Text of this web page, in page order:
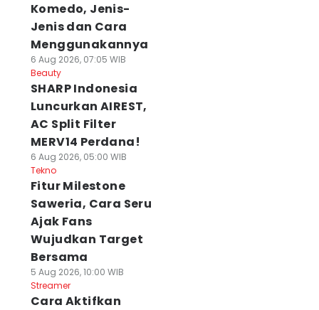
Komedo, Jenis-
Jenis dan Cara
Menggunakannya
6 Aug 2026, 07:05 WIB
Beauty
SHARP Indonesia
Luncurkan AIREST,
AC Split Filter
MERV14 Perdana!
6 Aug 2026, 05:00 WIB
Tekno
Fitur Milestone
Saweria, Cara Seru
Ajak Fans
Wujudkan Target
Bersama
5 Aug 2026, 10:00 WIB
Streamer
Cara Aktifkan